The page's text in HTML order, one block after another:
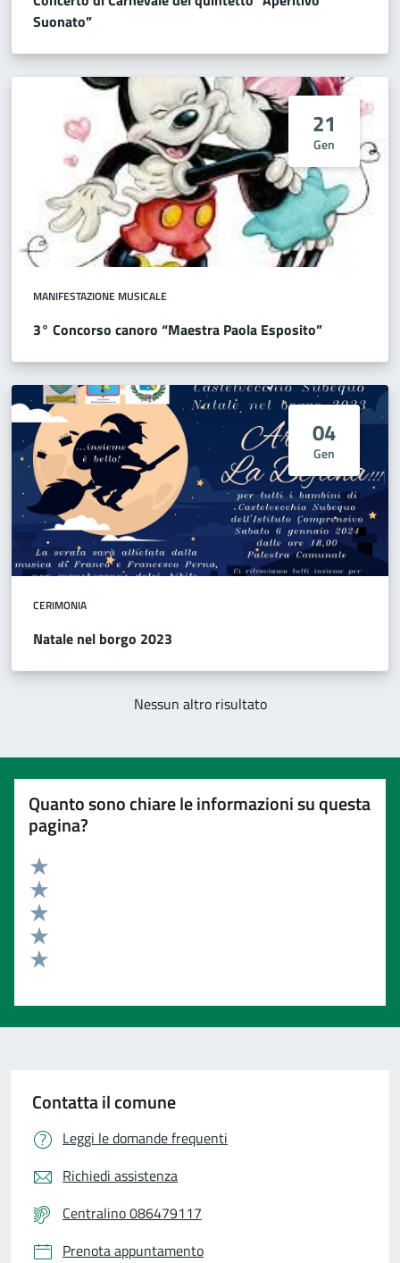
Suonato”
21
Gen
MANIFESTAZIONE MUSICALE
3° Concorso canoro “Maestra Paola Esposito”
04
Gen
CERIMONIA
Natale nel borgo 2023
Nessun altro risultato
Quanto sono chiare le informazioni su questa
pagina?
Valuta 5 stelle su 5
Valuta 4 stelle su 5
Valuta 3 stelle su 5
Valuta 2 stelle su 5
Contatta il comune
Leggi le domande frequenti
Richiedi assistenza
Centralino 086479117
Prenota appuntamento